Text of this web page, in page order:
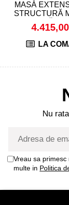
MASĂ
STRUCTURĂ
NEAGRĂ ȘI
ASPECT DE
LA
Nu
Vreau sa
multe in Politica